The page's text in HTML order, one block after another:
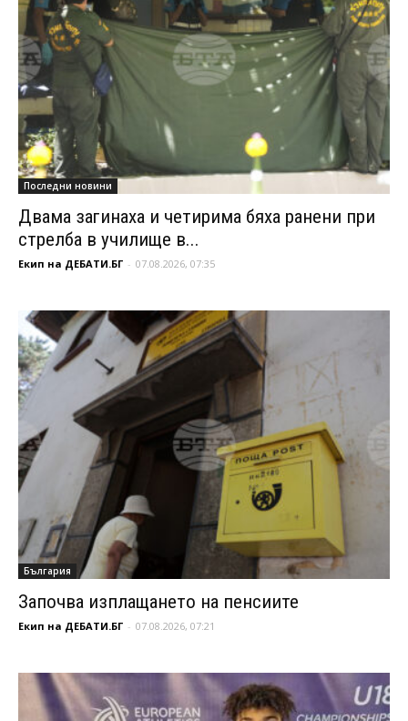
Последни новини
Двама загинаха и четирима бяха ранени при
стрелба в училище в...
Екип на ДЕБАТИ.БГ - 07.08.2026, 07:35
България
Започва изплащането на пенсиите
Екип на ДЕБАТИ.БГ - 07.08.2026, 07:21